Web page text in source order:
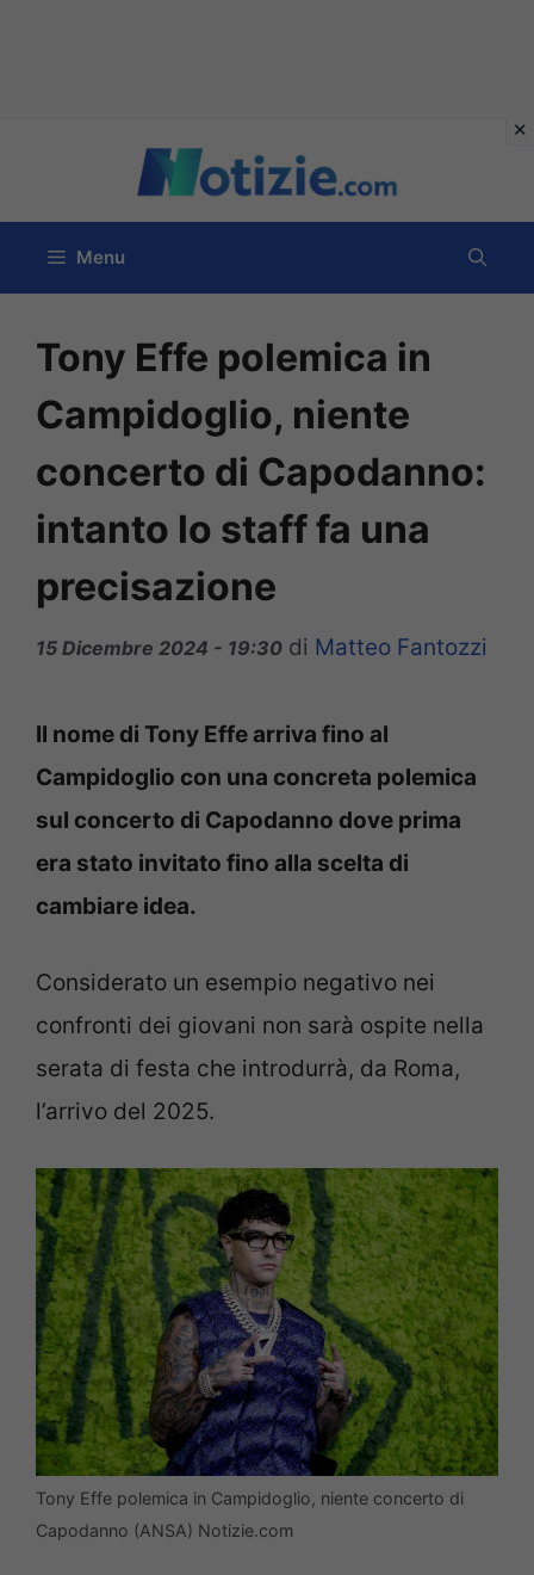
contenuto
Menu
Tony Effe polemica in
Campidoglio, niente
concerto di Capodanno:
intanto lo staff fa una
precisazione
15 Dicembre 2024 - 19:30 di Matteo Fantozzi
Il nome di Tony Effe arriva fino al
Campidoglio con una concreta polemica
sul concerto di Capodanno dove prima
era stato invitato fino alla scelta di
cambiare idea.
Considerato un esempio negativo nei
confronti dei giovani non sarà ospite nella
serata di festa che introdurrà, da Roma,
l’arrivo del 2025.
Tony Effe polemica in Campidoglio, niente concerto di
Capodanno (ANSA) Notizie.com